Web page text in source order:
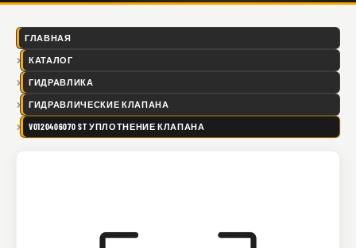
ГЛАВНАЯ
КАТАЛОГ
ГИДРАВЛИКА
ГИДРАВЛИЧЕСКИЕ КЛАПАНА
VO120406070 ST УПЛОТНЕНИЕ КЛАПАНА